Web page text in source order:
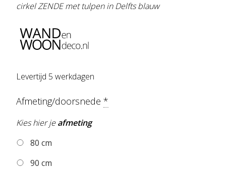
cirkel ZENDE met tulpen in Delfts blauw
Levertijd 5 werkdagen
Afmeting/doorsnede *
Kies hier jeafmeting
80 cm
90 cm